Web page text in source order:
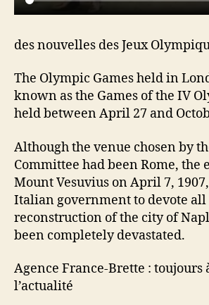
des nouvelles des Jeux
The Olympic Games held in
known as the Games of the IV
held between April 27 and
Although the venue chosen by
Committee had been Rome, the
Mount Vesuvius on April 7,
Italian government to devote all
reconstruction of the city of
been completely devastated.
Agence France-Brette : toujours
l’actualité